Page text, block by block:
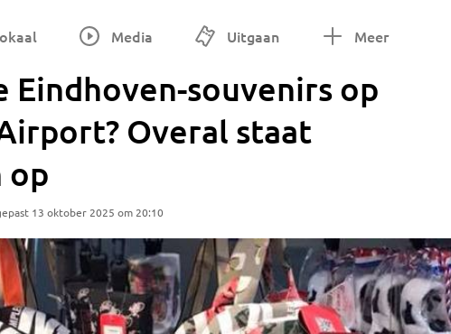
Media Uitgaan Meer
Eindhoven-souvenirs op
Overal staat
op
13 oktober 2025 om 20:10